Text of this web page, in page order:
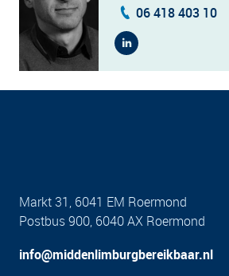
06 418 403 10
Markt 31, 6041 EM Roermond
Postbus 900, 6040 AX Roermond
info@middenlimburgbereikbaar.nl